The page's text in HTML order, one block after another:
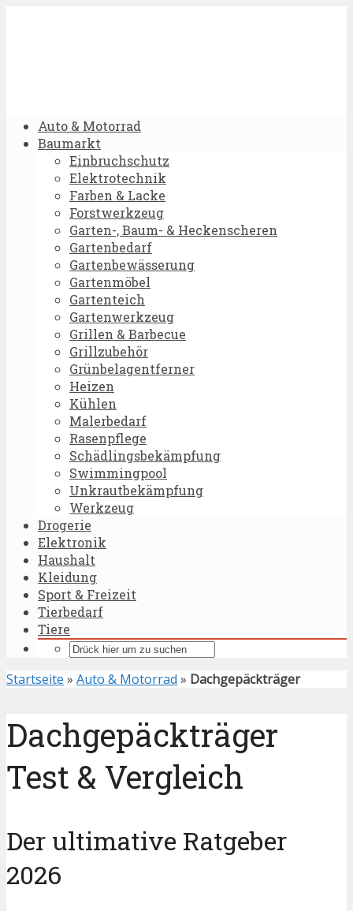
Auto & Motorrad
Baumarkt
Einbruchschutz
Elektrotechnik
Farben & Lacke
Forstwerkzeug
Garten-, Baum- & Heckenscheren
Gartenbedarf
Gartenbewässerung
Gartenmöbel
Gartenteich
Gartenwerkzeug
Grillen & Barbecue
Grillzubehör
Grünbelagentferner
Heizen
Kühlen
Malerbedarf
Rasenpflege
Schädlingsbekämpfung
Swimmingpool
Unkrautbekämpfung
Werkzeug
Drogerie
Elektronik
Haushalt
Kleidung
Sport & Freizeit
Tierbedarf
Tiere
Startseite » Auto & Motorrad » Dachgepäckträger
Dachgepäckträger
Test & Vergleich
Der ultimative Ratgeber
2026